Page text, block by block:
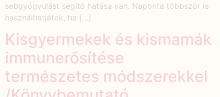
sebgyógyulást segítő hatása van. Naponta többször is
használhatjátok, ha […]
Kisgyermekek és kismamák
immunerősítése
természetes módszerekkel